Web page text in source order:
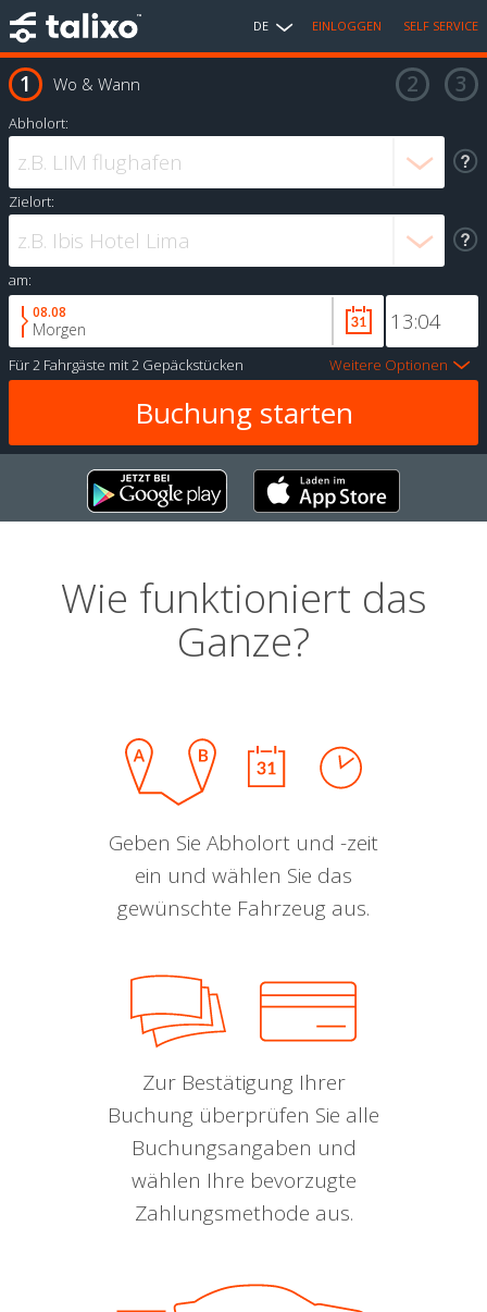
DE EINLOGGEN SELF SERVICE
Wo & Wann
Abholort:
Zielort:
am:
08.08
Morgen
Für2 Fahrgäste mit2 Gepäckstücken Weitere Optionen
Wie funktioniert das
Ganze?
Geben Sie Abholort und -zeit
ein und wählen Sie das
gewünschte Fahrzeug aus.
Zur Bestätigung Ihrer
Buchung überprüfen Sie alle
Buchungsangaben und
wählen Ihre bevorzugte
Zahlungsmethode aus.